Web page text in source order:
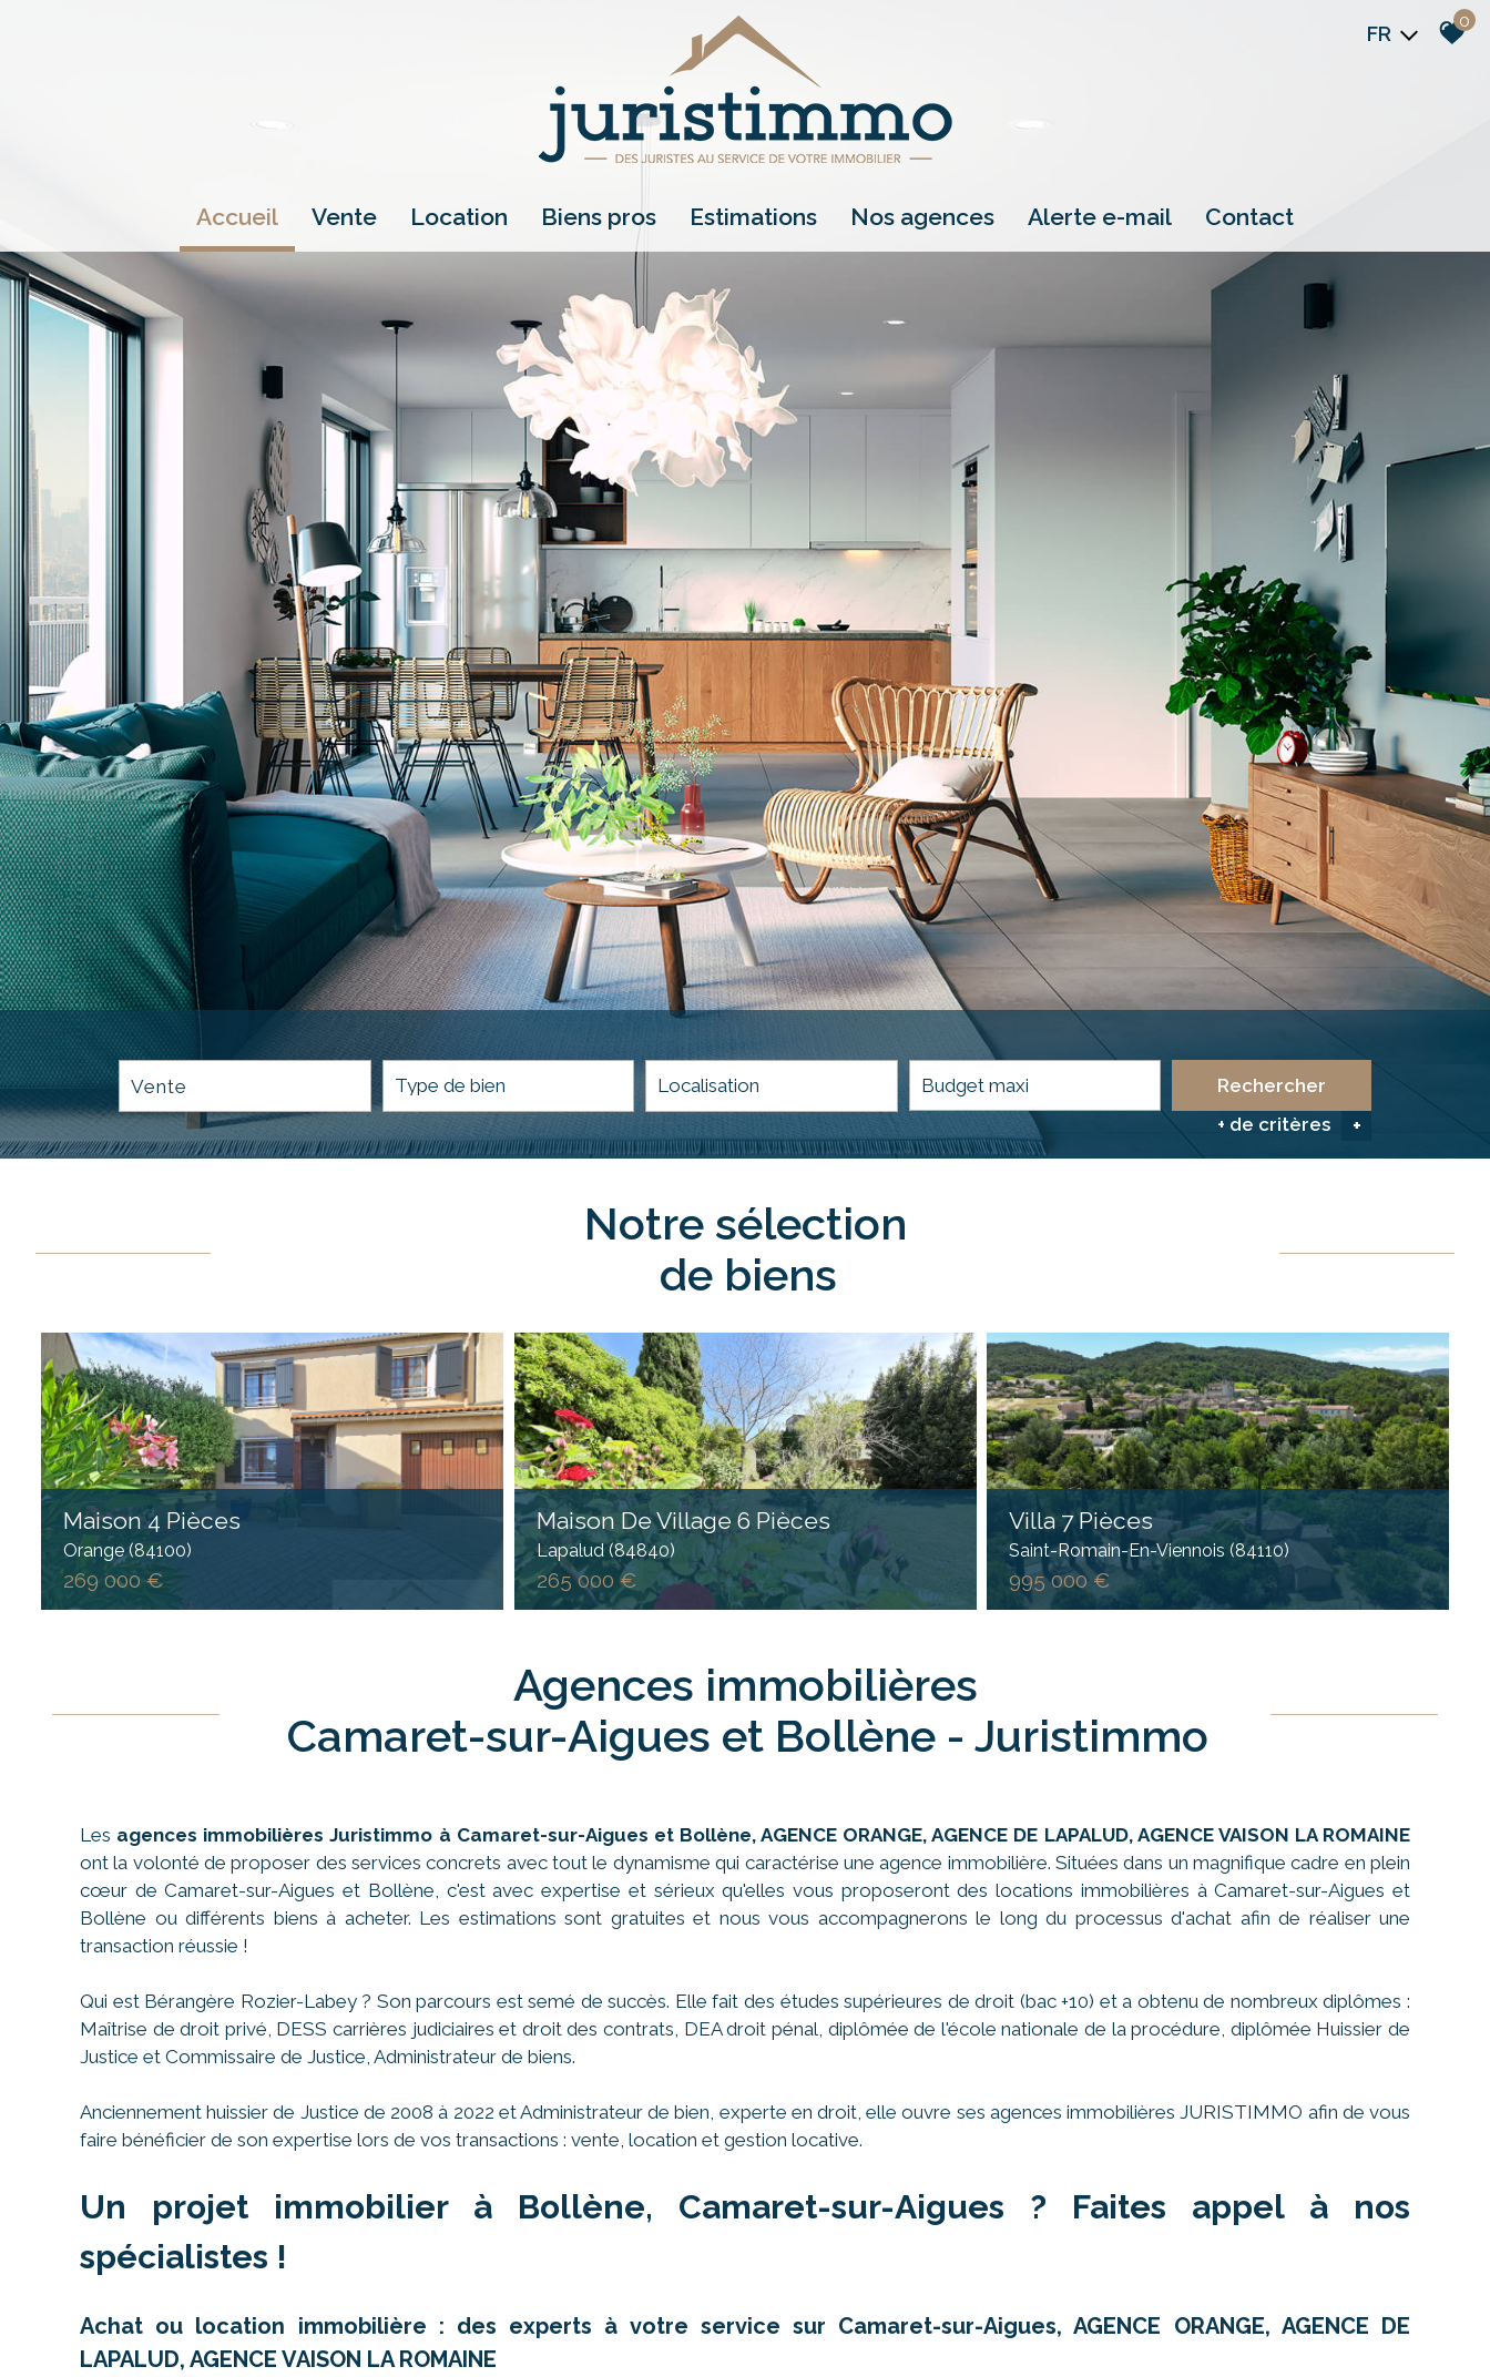
FR
0
accueil vente location biens pros
vente
estimations nos agences alerte e-mail contact
Vente Rechercher
5KM 10KM 25KM
+ de critères +
notre sélection
de biens
Maison 4 Pièces
Orange (84100)
269 000 €
Maison De Village 6 Pièces
Lapalud (84840)
265 000 €
Villa 7 Pièces
Saint-Romain-En-Viennois (84110)
995 000 €
Agences immobilières
Camaret-sur-Aigues et Bollène - Juristimmo
Les agences immobilières Juristimmo à Camaret-sur-Aigues et Bollène, AGENCE ORANGE, AGENCE DE LAPALUD, AGENCE VAISON LA ROMAINE
ont la volonté de proposer des services concrets avec tout le dynamisme qui caractérise une agence immobilière. Situées dans un magnifique cadre en plein
cœur de Camaret-sur-Aigues et Bollène, c'est avec expertise et sérieux qu'elles vous proposeront des locations immobilières à Camaret-sur-Aigues et
Bollène ou différents biens à acheter. Les estimations sont gratuites et nous vous accompagnerons le long du processus d'achat afin de réaliser une
transaction réussie !
Qui est Bérangère Rozier-Labey ? Son parcours est semé de succès. Elle fait des études supérieures de droit (bac +10) et a obtenu de nombreux diplômes :
Maîtrise de droit privé, DESS carrières judiciaires et droit des contrats, DEA droit pénal, diplômée de l'école nationale de la procédure, diplômée Huissier de
Justice et Commissaire de Justice, Administrateur de biens.
Anciennement huissier de Justice de 2008 à 2022 et Administrateur de bien, experte en droit, elle ouvre ses agences immobilières JURISTIMMO afin de vous
faire bénéficier de son expertise lors de vos transactions : vente, location et gestion locative.
Un projet immobilier à Bollène, Camaret-sur-Aigues ? Faites appel à nos
spécialistes !
Achat ou location immobilière : des experts à votre service sur Camaret-sur-Aigues, AGENCE ORANGE, AGENCE DE
LAPALUD, AGENCE VAISON LA ROMAINE